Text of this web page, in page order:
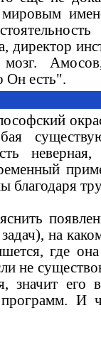
директор
Он есть".
неверная,
благодаря
на
где
не
значит его
И